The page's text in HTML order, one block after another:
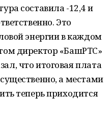
составила -12,4 и
Это
энергии в каждом
директор «БашРТС»
что итоговая плата
а местами
теперь приходится